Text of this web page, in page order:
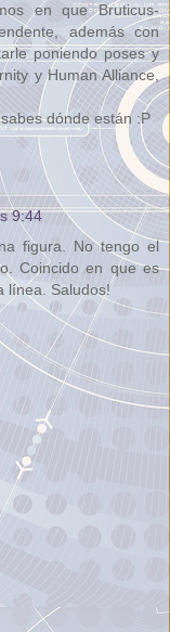
en que Bruticus-
además con
poniendo poses y
y Human Alliance,
dónde están :P
9:44
figura. No tengo el
Coincido en que es
línea. Saludos!